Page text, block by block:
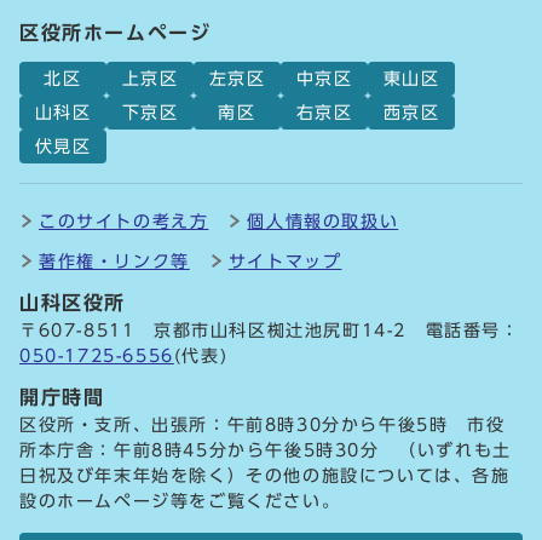
区役所ホームページ
北区 上京区 左京区 中京区
東山区
山科区
下京区 南区 右京区
西京区
伏見区
このサイトの考え方 個人情報の取扱い
著作権・リンク等 サイトマップ
山科区役所
〒607-8511 京都市山科区椥辻池尻町14-2 電話番号：
050-1725-6556 (代表)
開庁時間
区役所・支所、出張所：午前8時30分から午後5時 市役
所本庁舎：午前8時45分から午後5時30分 （いずれも土
日祝及び年末年始を除く）その他の施設については、各施
設のホームページ等をご覧ください。